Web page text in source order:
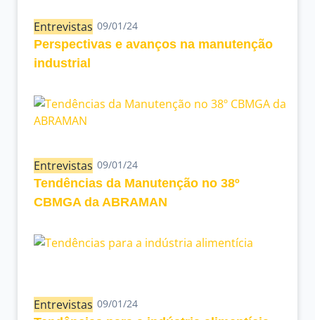
Entrevistas 09/01/24
Perspectivas e avanços na manutenção
industrial
Entrevistas 09/01/24
Tendências da Manutenção no 38º
CBMGA da ABRAMAN
Entrevistas 09/01/24